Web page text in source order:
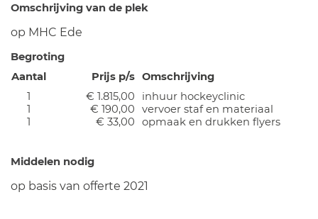
Omschrijving van de plek
op MHC Ede
Begroting
Aantal
Prijs p/s Omschrijving
1
€ 1.815,00
inhuur hockeyclinic
1
€ 190,00
vervoer staf en materiaal
1
€ 33,00 opmaak en drukken flyers
Middelen nodig
op basis van offerte 2021